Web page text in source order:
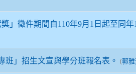
」徵件期間自110年9月1日起至同年
班」招生文宣與學分班報名表。 (郭雅